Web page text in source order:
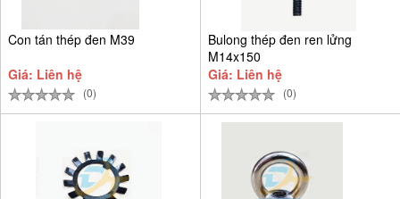
Con tán thép đen M39
Giá: Liên hệ
(0)
Bulong thép đen ren lửng
M14x150
Giá: Liên hệ
(0)